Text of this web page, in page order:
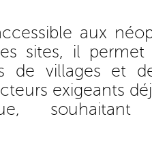
aux
sites, il
de villages et
exigeants